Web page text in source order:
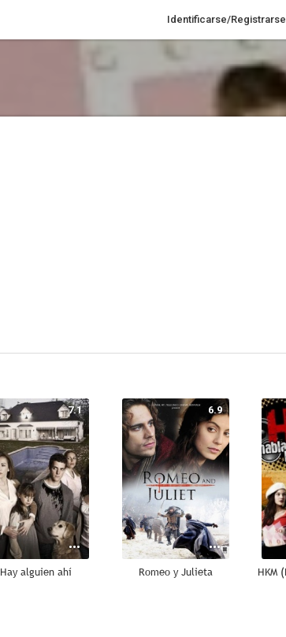
Identificarse/Registrarse
7.1
Hay alguien ahí
6.9
Romeo y Julieta